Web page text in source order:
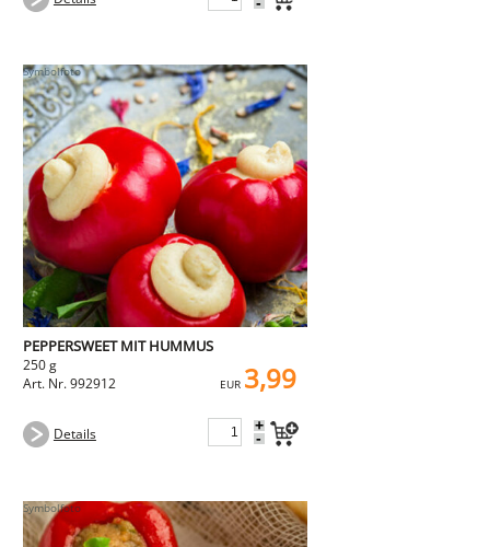
PEPPERSWEET MIT HUMMUS
250 g
Art. Nr. 992912
EUR 3,99
Details +
-